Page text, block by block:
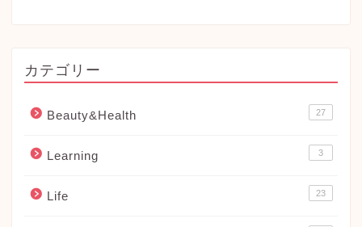
カテゴリー
Beauty&Health 27
Learning 3
Life 23